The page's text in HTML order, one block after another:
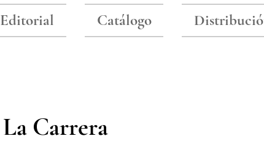
Editorial Catálogo
La Carrera